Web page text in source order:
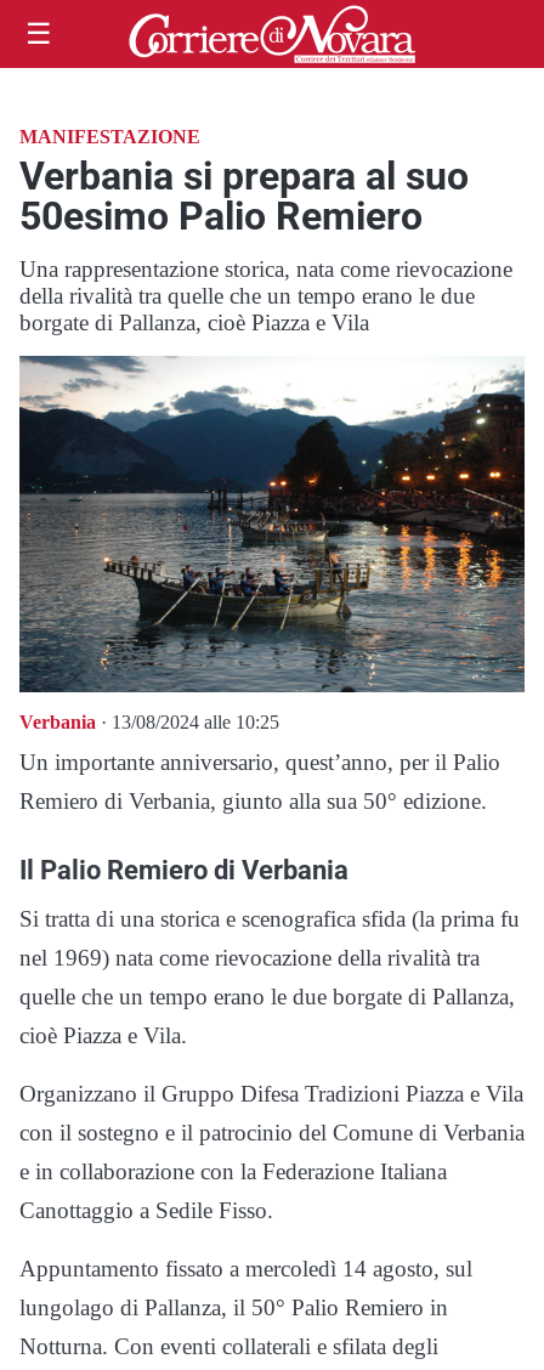
☰
MANIFESTAZIONE
Verbania si prepara al suo
50esimo Palio Remiero
Una rappresentazione storica, nata come rievocazione
della rivalità tra quelle che un tempo erano le due
borgate di Pallanza, cioè Piazza e Vila
Verbania · 13/08/2024 alle 10:25
Un importante anniversario, quest’anno, per il Palio
Remiero di Verbania, giunto alla sua 50° edizione.
Il Palio Remiero di Verbania
Si tratta di una storica e scenografica sfida (la prima fu
nel 1969) nata come rievocazione della rivalità tra
quelle che un tempo erano le due borgate di Pallanza,
cioè Piazza e Vila.
Organizzano il Gruppo Difesa Tradizioni Piazza e Vila
con il sostegno e il patrocinio del Comune di Verbania
e in collaborazione con la Federazione Italiana
Canottaggio a Sedile Fisso.
Appuntamento fissato a mercoledì 14 agosto, sul
lungolago di Pallanza, il 50° Palio Remiero in
Notturna. Con eventi collaterali e sfilata degli